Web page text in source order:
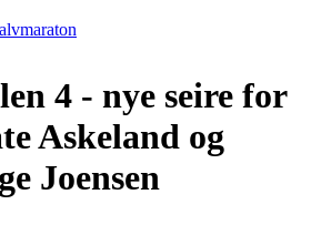
4 - nye seire for
Askeland og
Joensen